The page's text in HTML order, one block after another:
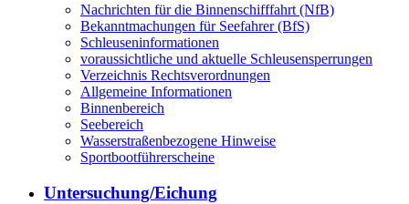
Nachrichten für die Binnenschifffahrt (NfB)
Bekanntmachungen für Seefahrer (BfS)
Schleuseninformationen
voraussichtliche und aktuelle Schleusensperrungen
Verzeichnis Rechtsverordnungen
Allgemeine Informationen
Binnenbereich
Seebereich
Wasserstraßenbezogene Hinweise
Sportbootführerscheine
Untersuchung/Eichung